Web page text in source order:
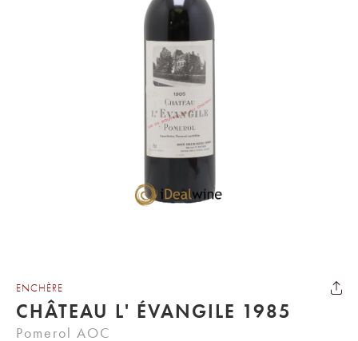
ENCHÈRE
CHÂTEAU L' ÉVANGILE 1985
Pomerol AOC